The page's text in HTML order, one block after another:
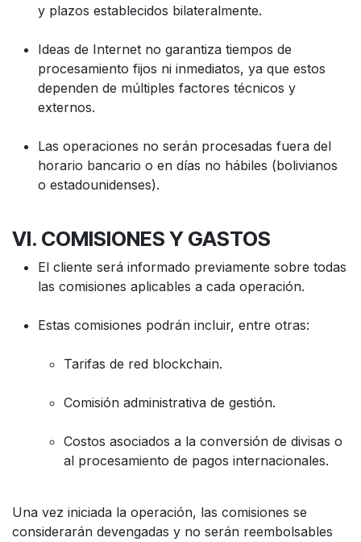
y plazos establecidos bilateralmente.
Ideas de Internet no garantiza tiempos de
procesamiento fijos ni inmediatos, ya que estos
dependen de múltiples factores técnicos y
externos.
Las operaciones no serán procesadas fuera del
horario bancario o en días no hábiles (bolivianos
o estadounidenses).
VI. COMISIONES Y GASTOS
El cliente será informado previamente sobre todas
las comisiones aplicables a cada operación.
Estas comisiones podrán incluir, entre otras:
Tarifas de red blockchain.
Comisión administrativa de gestión.
Costos asociados a la conversión de divisas o
al procesamiento de pagos internacionales.
Una vez iniciada la operación, las comisiones se
considerarán devengadas y no serán reembolsables